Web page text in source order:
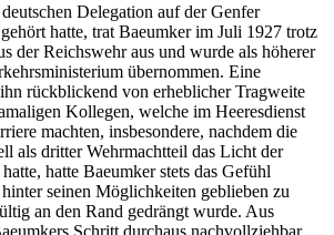
Delegation auf der Genfer
hatte, trat Baeumker im Juli 1927 trotz
der Reichswehr aus und wurde als höherer
übernommen. Eine
rückblickend von erheblicher Tragweite
Kollegen, welche im Heeresdienst
machten, insbesondere, nachdem die
als dritter Wehrmachtteil das Licht der
hatte Baeumker stets das Gefühl
seinen Möglichkeiten geblieben zu
an den Rand gedrängt wurde. Aus
Schritt durchaus nachvollziehbar,